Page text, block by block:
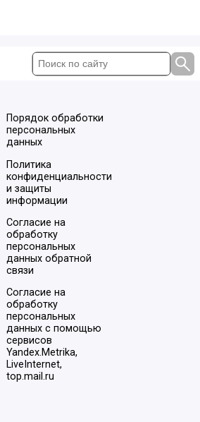
Порядок обработки
персональных
данных
Политика
конфиденциальности
и защиты
информации
Согласие на
обработку
персональных
данных обратной
связи
Согласие на
обработку
персональных
данных с помощью
сервисов
Yandex.Metrika,
LiveInternet,
top.mail.ru